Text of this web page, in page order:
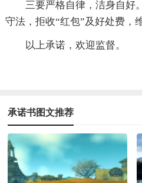
三要严格自律，洁身自好
守法，拒收“红包”及好处费，
以上承诺，欢迎监督。
承诺书图文推荐